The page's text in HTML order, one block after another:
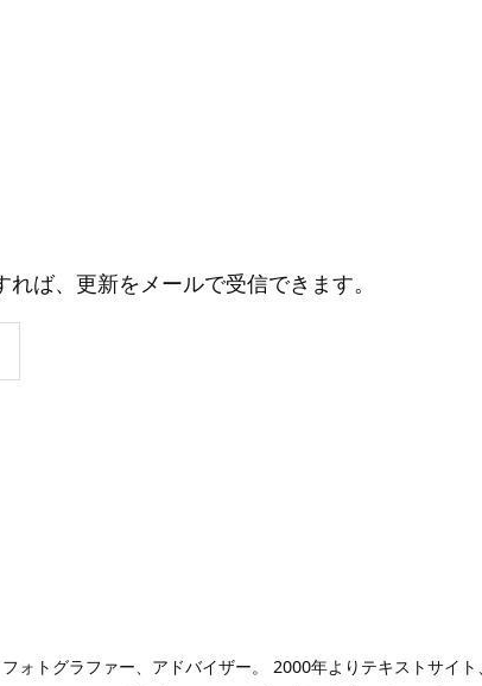
ば、更新をメールで受信できます。
ォトグラファー、アドバイザー。 2000年よりテキストサイ